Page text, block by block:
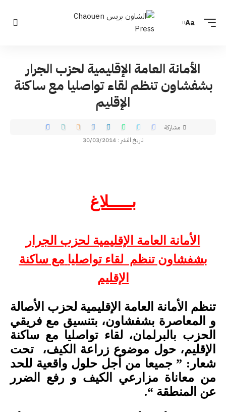
Aa
الأمانة العامة الإقليمية لحزب الجرار
بشفشاون تنظم لقاء تواصليا مع ساكنة
الإقليم
تاريخ النشر : 30/03/2014
مشاركة
بـــــلاغ
الأمانة العامة الإقليمية لحزب الجرار
بشفشاون تنظم لقاء تواصليا مع ساكنة
الإقليم
تنظم الأمانة العامة الإقليمية لحزب الأصالة
و المعاصرة بشفشاون، بتنسيق مع فريقي
الحزب بالبرلمان، لقاء تواصليا مع ساكنة
الإقليم، حول موضوع زراعة الكيف، تحت
شعار: ” جميعا من أجل حلول واقعية للحد
من معاناة مزارعي الكيف و رفع الضرر
عن المنطقة “.